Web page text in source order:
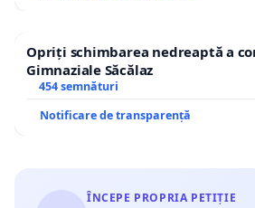
Opriți schimbarea nedreaptă a
Gimnaziale Săcălaz
454 semnături
Notificare de transparență
ÎNCEPE PROPRIA PETIȚIE